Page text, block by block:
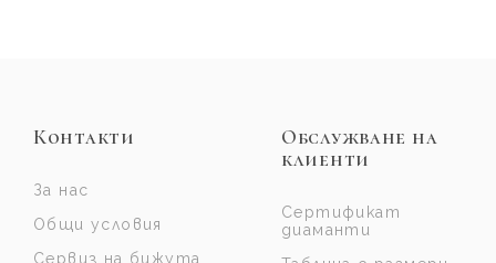
Контакти
За нас
Общи условия
Сервиз на бижута
Обслужване на
клиенти
Сертификат
диаманти